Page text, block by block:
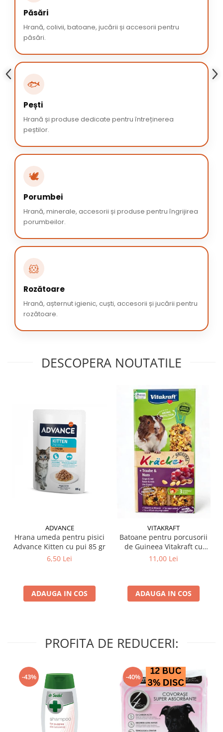
Păsări
Hrană, colivii, batoane, jucării și accesorii pentru
păsări.
🐟
Pești
Hrană și produse dedicate pentru întreținerea
peștilor.
🕊️
Porumbei
Hrană, minerale, accesorii și produse pentru îngrijirea
porumbeilor.
🐹
Rozătoare
Hrană, așternut igienic, cuști, accesorii și jucării pentru
rozătoare.
DESCOPERA NOUTATILE
ADVANCE
Hrana umeda pentru pisici
Advance Kitten cu pui 85 gr
6,50 Lei
ADAUGA IN COS
VITAKRAFT
Batoane pentru porcusorii
de Guineea Vitakraft cu
struguri & nuci 2 buc
11,00 Lei
ADAUGA IN COS
PROFITA DE REDUCERI:
-43% -40%